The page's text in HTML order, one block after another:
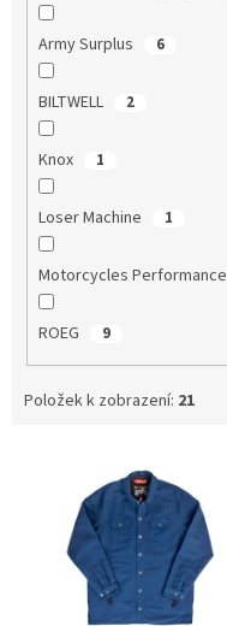
Army Surplus 6
BILTWELL 2
Knox 1
Loser Machine 1
Motorcycles Performance
ROEG 9
Položek k zobrazení: 21